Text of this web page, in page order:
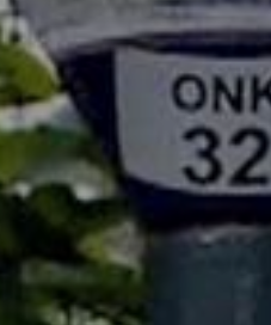
FEJLESZTÉSEK
KÖRNYEZETVÉDELEM
TELEPÜLÉSRENDEZÉS
STRATÉGIÁK
ÉS
KONCEPCIÓK